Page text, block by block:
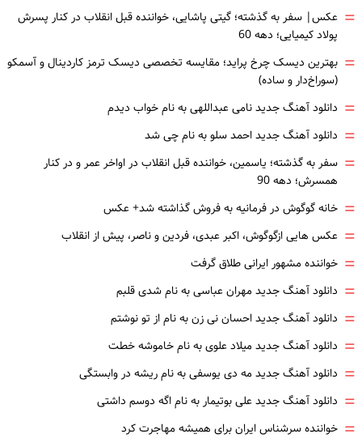
= عکس| سفر به گذشته؛ گیتی پاشایی، خواننده قبل انقلاب در کنار پسرش
پولاد کیمیایی؛ دهه 60
= بهترین دیسک چرخ پراید؛ مقایسه تخصصی دیسک ترمز کاردینال و آسمکو
(سوراخ‌دار و ساده)
= دانلود آهنگ جدید نامی عبداللهی به نام خواب دیدم
= دانلود آهنگ جدید احمد سلو به نام چی شد
= سفر به گذشته؛ یاسمین، خواننده قبل انقلاب در اواخر عمر و در کنار
همسرش؛ دهه 90
= خانه گوگوش در فرمانیه به فروش گذاشته شد+ عکس
= عکس هایی ازگوگوش، اکبر عبدی، فردین و ناصر، پیش از انقلاب
= خواننده مشهور ایرانی طلاق گرفت
= دانلود آهنگ جدید مهران عباسی به نام شدی قلبم
= دانلود آهنگ جدید احسان نی زن به نام از تو نوشتم
= دانلود آهنگ جدید میلاد علوی به نام خاموشه خطت
= دانلود آهنگ جدید مه دی یوسفی به نام ریشه در وابستگی
= دانلود آهنگ جدید علی بوتیمار به نام اگه دوسم داشتی
= خواننده سرشناس ایران برای همیشه مهاجرت کرد